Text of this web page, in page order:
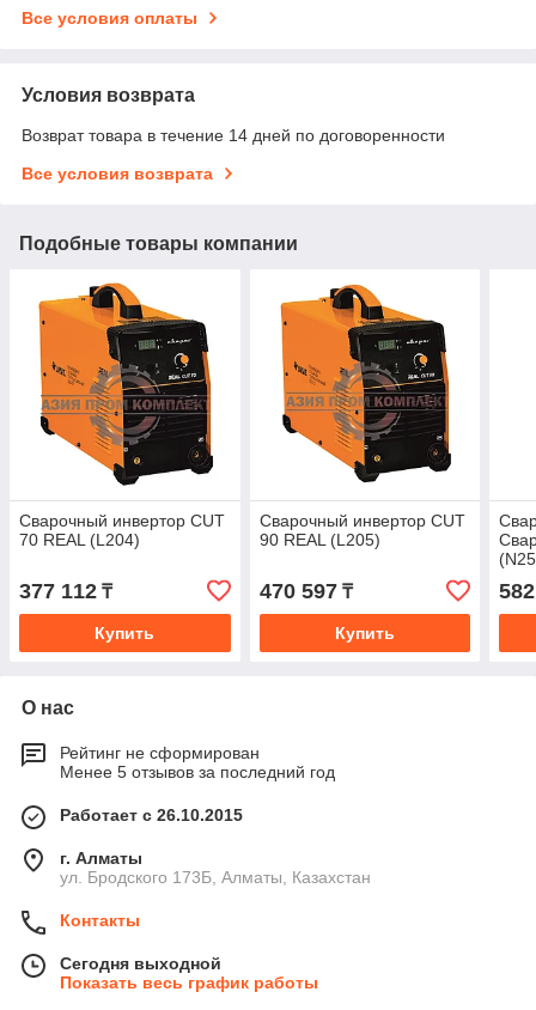
Все условия оплаты
Условия возврата
Возврат товара в течение 14 дней по договоренности
Все условия возврата
Подобные товары компании
Сварочный инвертор CUT
70 REAL (L204)
377 112 ₸
Купить
Сварочный инвертор CUT
90 REAL (L205)
470 597₸
Купить
О нас
Рейтинг не сформирован
Менее 5 отзывов за последний год
Работает с 26.10.2015
г. Алматы
ул. Бродского 173Б, Алматы, Казахстан
Контакты
Сегодня выходной
Показать весь график работы